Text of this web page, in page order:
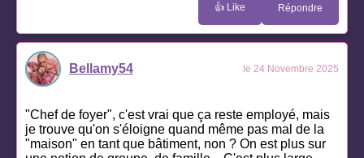
👍 Like Répondre
Bellamy54 le 24 Novembre 2025
"Chef de foyer", c'est vrai que ça reste employé, mais
je trouve qu'on s'éloigne quand même pas mal de la
"maison" en tant que bâtiment, non ? On est plus sur